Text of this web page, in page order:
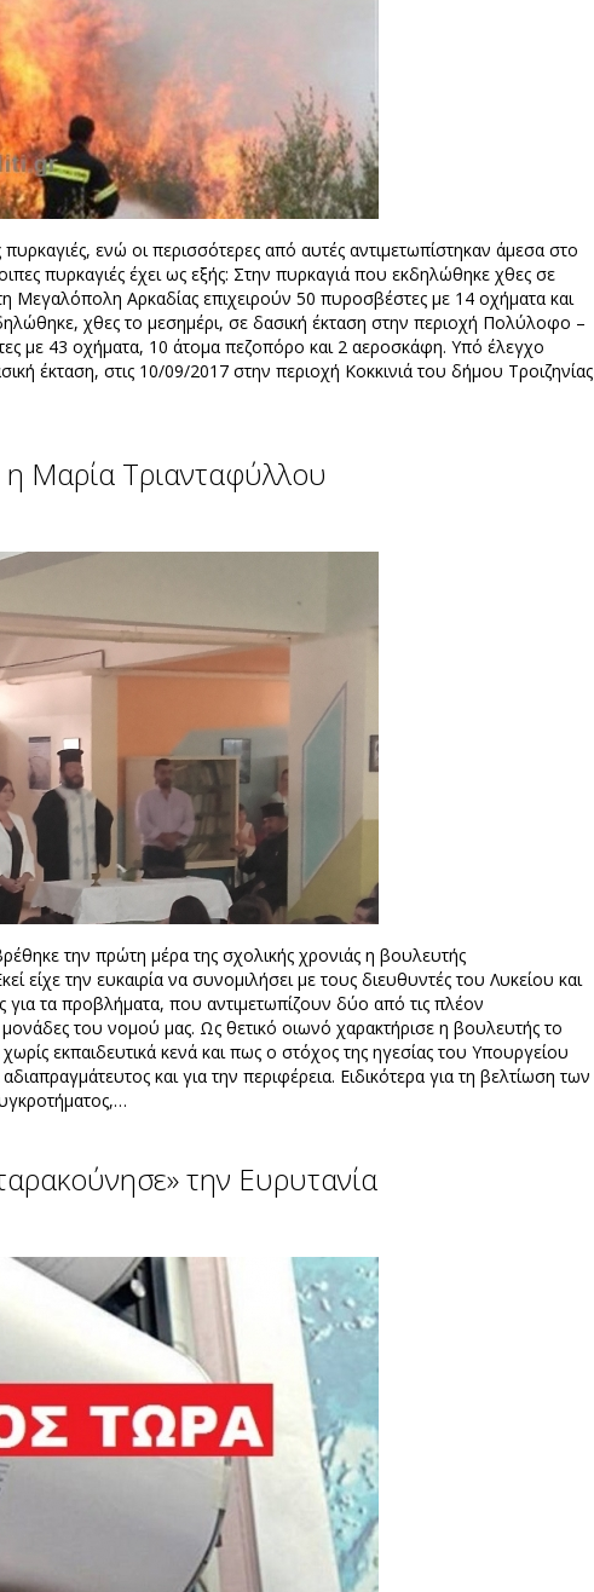
ενώ οι περισσότερες από αυτές αντιμετωπίστηκαν άμεσα στο
πυρκαγιές έχει ως εξής: Στην πυρκαγιά που εκδηλώθηκε χθες σε
Μεγαλόπολη Αρκαδίας επιχειρούν 50 πυροσβέστες με 14 οχήματα και
χθες το μεσημέρι, σε δασική έκταση στην περιοχή Πολύλοφο –
με 43 οχήματα, 10 άτομα πεζοπόρο και 2 αεροσκάφη. Υπό έλεγχο
έκταση, στις 10/09/2017 στην περιοχή Κοκκινιά του δήμου Τροιζηνίας
Μαρία Τριανταφύλλου
την πρώτη μέρα της σχολικής χρονιάς η βουλευτής
είχε την ευκαιρία να συνομιλήσει με τους διευθυντές του Λυκείου και
τα προβλήματα, που αντιμετωπίζουν δύο από τις πλέον
του νομού μας. Ως θετικό οιωνό χαρακτήρισε η βουλευτής το
εκπαιδευτικά κενά και πως ο στόχος της ηγεσίας του Υπουργείου
και για την περιφέρεια. Ειδικότερα για τη βελτίωση των
την Ευρυτανία